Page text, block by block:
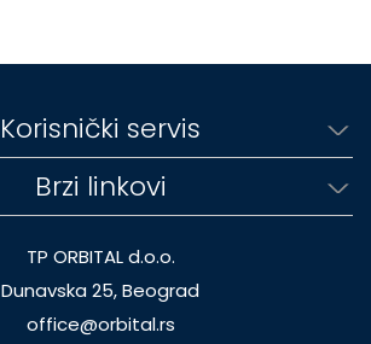
Korisnički servis
Brzi linkovi
TP ORBITAL d.o.o.
Dunavska 25, Beograd
office@orbital.rs